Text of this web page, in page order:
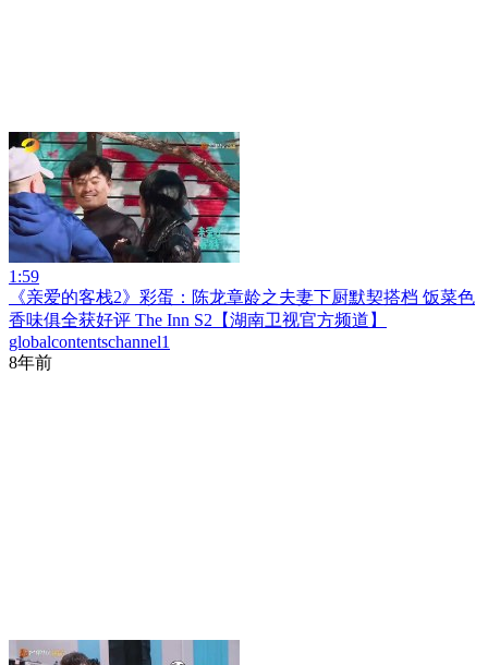
1:59
《亲爱的客栈2》彩蛋：陈龙章龄之夫妻下厨默契搭档 饭菜色
香味俱全获好评 The Inn S2【湖南卫视官方频道】
globalcontentschannel1
8年前